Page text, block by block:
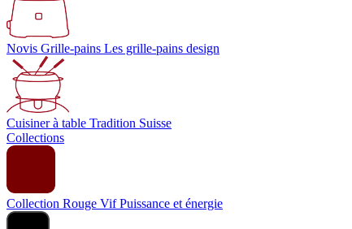
Novis Grille-pains Les grille-pains design
Cuisiner à table Tradition Suisse
Collections
Collection Rouge Vif Puissance et énergie